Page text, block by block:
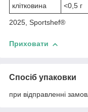
клітковина
<0,5 г
2025, Sportshef®
Приховати
Спосіб упаковки
при відправленні